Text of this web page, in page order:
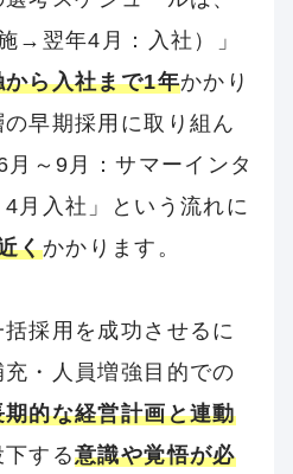
→翌年4月：入社）」
から入社まで1年かかり
早期採用に取り組ん
～9月：サマーインタ
月入社」という流れに
くかかります。
採用を成功させるに
・人員増強目的での
期的な経営計画と連動
下する意識や覚悟が必